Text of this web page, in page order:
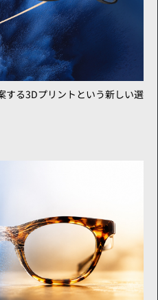
する3Dプリントという新しい選